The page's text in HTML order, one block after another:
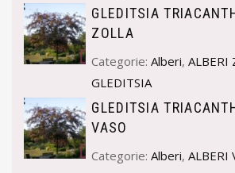
GLEDITSIA
ZOLLA
Categorie:Alberi,ALBERI
GLEDITSIA
GLEDITSIA
VASO
Categorie:Alberi,ALBERI